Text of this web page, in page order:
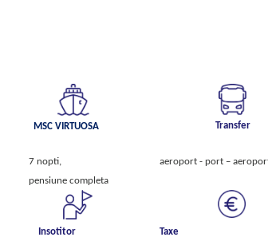
VIRTUOSA Transfer
nopti,
completa
aeroport - port –
Taxe